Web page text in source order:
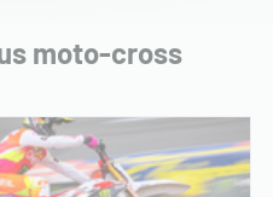
moto-cross